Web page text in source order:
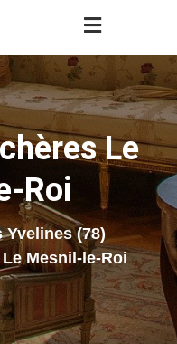
Le
Roi
Yvelines (78)
Mesnil-le-Roi